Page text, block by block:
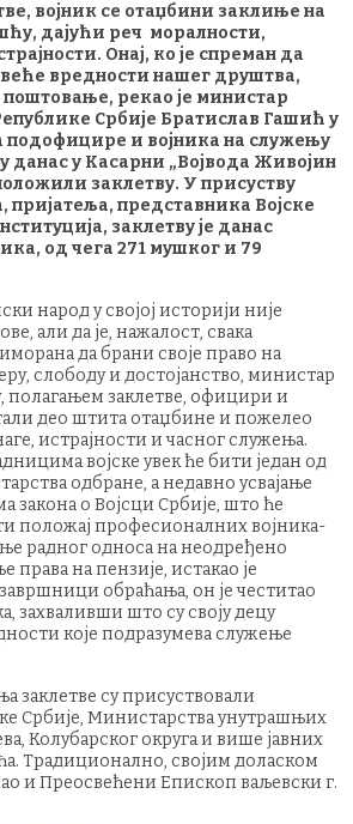
војник се отаџбини заклиње на
дајући реч моралности,
Онај, ко је спреман да
вредности нашег друштва,
поштовање, рекао је министар
Србије Братислав Гашић у
подофицире и војника на служењу
данас у Касарни „Војвода Живојин
заклетву. У присуству
пријатеља, представника Војске
заклетву је данас
од чега 271 мушког и 79
народ у својој историји није
али да је, нажалост, свака
да брани своје право на
слободу и достојанство, министар
полагањем заклетве, официри и
део штита отаџбине и пожелео
истрајности и часног служења.
војске увек ће бити један од
одбране, а недавно усвајање
закона о Војсци Србије, што ће
положај професионалних војника-
радног односа на неодређено
права на пензије, истакао је
обраћања, он је честитао
захваливши што су своју децу
које подразумева служење
заклетве су присуствовали
Србије, Министарства унутрашњих
Колубарског округа и више јавних
Традиционално, својим доласком
и Преосвећени Епископ ваљевски г.